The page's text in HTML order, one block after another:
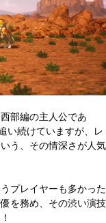
部編の主人公であ
い続けていますが、レ
う、その情深さが人気
プレイヤーも多かった
を務め、その渋い演技